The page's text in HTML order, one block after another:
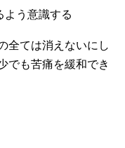
よう意識する
全ては消えないにし
でも苦痛を緩和でき